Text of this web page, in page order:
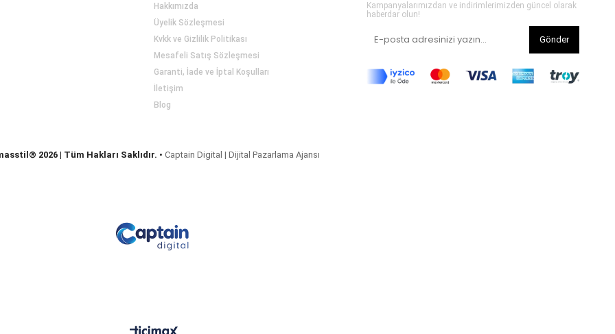
Hakkımızda
Üyelik Sözleşmesi
Kvkk ve Gizlilik Politikası
Mesafeli Satış Sözleşmesi
Garanti, İade ve İptal Koşulları
İletişim
Blog
Kampanyalarımızdan ve indirimlerimizden güncel olarak
haberdar olun!
Gönder
2026 | Tüm Hakları Saklıdır. • Captain Digital | Dijital Pazarlama Ajansı